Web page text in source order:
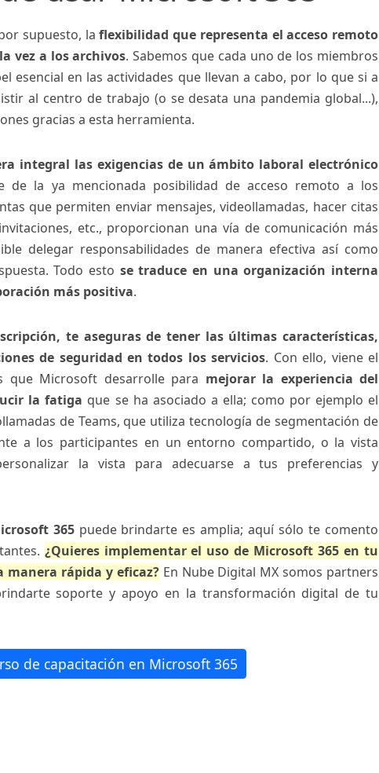
supuesto, laflexibilidad que representa el acceso remoto
vez a los archivos. Sabemos que cada uno de los miembros
esencial en las actividades que llevan a cabo, por lo que si a
al centro de trabajo (o se desata una pandemia global...),
gracias a esta herramienta.
integral las exigencias de un ámbito laboral electrónico
de la ya mencionada posibilidad de acceso remoto a los
que permiten enviar mensajes, videollamadas, hacer citas
etc., proporcionan una vía de comunicación más
delegar responsabilidades de manera efectiva así como
Todo esto se traduce en una organización interna
más positiva.
te aseguras de tener las últimas características,
de seguridad en todos los servicios. Con ello, viene el
que Microsoft desarrolle para mejorar la experiencia del
la fatiga que se ha asociado a ella; como por ejemplo el
de Teams, que utiliza tecnología de segmentación de
a los participantes en un entorno compartido, o la vista
la vista para adecuarse a tus preferencias y
365puede brindarte es amplia; aquí sólo te comento
¿Quieres implementar el uso de Microsoft 365 en tu
manera rápida y eficaz?En Nube Digital MX somos partners
soporte y apoyo en la transformación digital de tu
de capacitación en Microsoft 365